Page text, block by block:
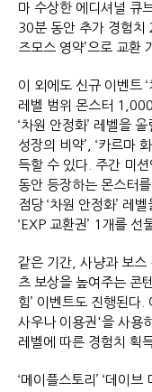
마 수상한 에디셔널 큐
30분 동안 추가 경험치
즈모스 영약’으로 교환
이 외에도 신규 이벤트
레벨 범위 몬스터
‘차원 안정화’ 레벨을
성장의 비약’, ‘카르마
득할 수 있다. 주간 미션
동안 등장하는 몬스터
점당 ‘차원 안정화’ 레
‘EXP 교환권’ 1개를 선
같은 기간, 사냥과 보스
츠 보상을 높여주는 콘
힘’ 이벤트도 진행된다
사우나 이용권'을 사용
레벨에 따른 경험치 획
‘메이플스토리’ ‘데이